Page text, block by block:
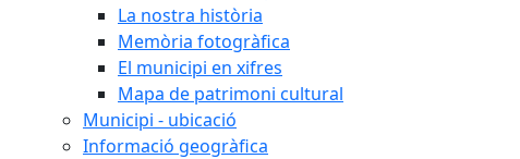
La nostra història
Memòria fotogràfica
El municipi en xifres
Mapa de patrimoni cultural
Municipi - ubicació
Informació geogràfica